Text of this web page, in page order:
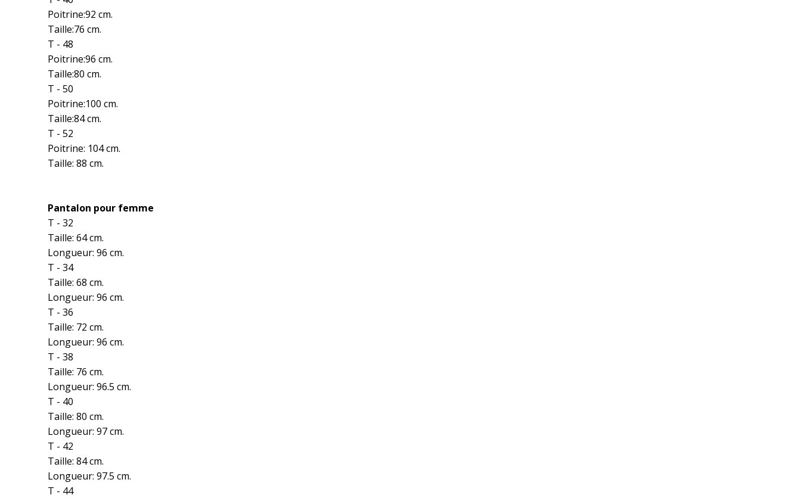
Poitrine:92 cm.
Taille:76 cm.
T - 48
Poitrine:96 cm.
Taille:80 cm.
T - 50
Poitrine:100 cm.
Taille:84 cm.
T - 52
Poitrine: 104 cm.
Taille: 88 cm.
Pantalon pour femme
T - 32
Taille: 64 cm.
Longueur: 96 cm.
T - 34
Taille: 68 cm.
Longueur: 96 cm.
T - 36
Taille: 72 cm.
Longueur: 96 cm.
T - 38
Taille: 76 cm.
Longueur: 96.5 cm.
T - 40
Taille: 80 cm.
Longueur: 97 cm.
T - 42
Taille: 84 cm.
Longueur: 97.5 cm.
T - 44